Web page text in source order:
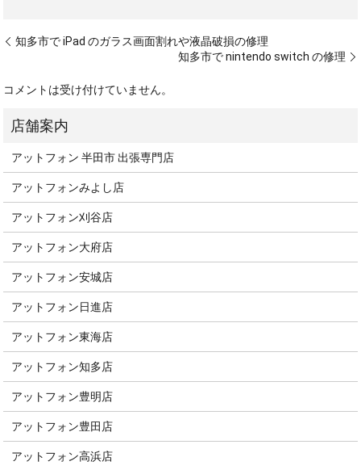
知多市で iPad のガラス画面割れや液晶破損の修理
知多市で nintendo switch の修理
コメントは受け付けていません。
アットフォン 半田市 出張専門店
アットフォンみよし店
アットフォン刈谷店
アットフォン大府店
アットフォン安城店
アットフォン日進店
アットフォン東海店
アットフォン知多店
アットフォン豊明店
アットフォン豊田店
アットフォン高浜店